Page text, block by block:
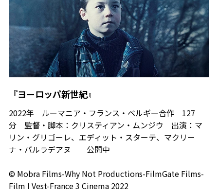
『ヨーロッパ新世紀』
2022年 ルーマニア・フランス・ベルギー合作 127
分 監督・脚本：クリスティアン・ムンジウ 出演：マ
リン・グリゴーレ、エディット・スターテ、マクリー
ナ・バルラデアヌ 公開中
© Mobra Films-Why Not Productions-FilmGate Films-
Film I Vest-France 3 Cinema 2022